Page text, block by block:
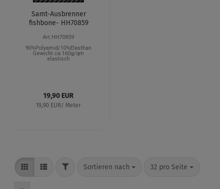
Samt-Ausbrenner
fishbone- HH70859
Art.HH70859
90%Polyamid/10%Elasthan
Gewicht ca.160g/qm
elastisch
19,90 EUR
19,90 EUR/ Meter
Sortieren nach 32 pro Seite